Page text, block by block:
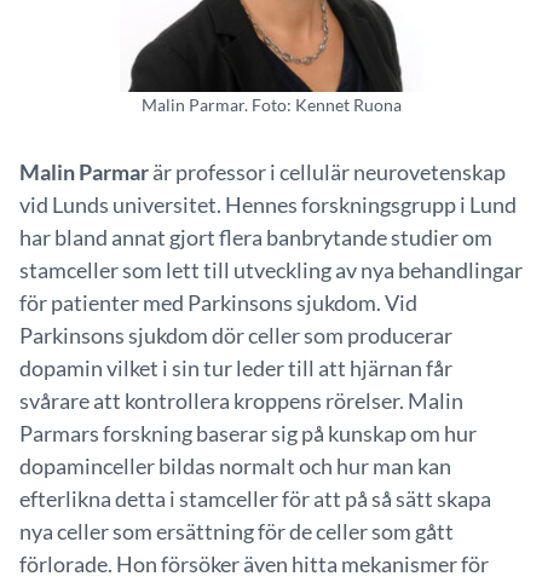
Malin Parmar. Foto: Kennet Ruona
Malin Parmarär professor i cellulär neurovetenskap
vid Lunds universitet. Hennes forskningsgrupp i Lund
har bland annat gjort flera banbrytande studier om
stamceller som lett till utveckling av nya behandlingar
för patienter med Parkinsons sjukdom. Vid
Parkinsons sjukdom dör celler som producerar
dopamin vilket i sin tur leder till att hjärnan får
svårare att kontrollera kroppens rörelser. Malin
Parmars forskning baserar sig på kunskap om hur
dopaminceller bildas normalt och hur man kan
efterlikna detta i stamceller för att på så sätt skapa
nya celler som ersättning för de celler som gått
förlorade. Hon försöker även hitta mekanismer för